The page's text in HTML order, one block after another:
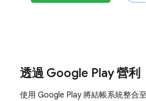
透過 Google Play 營利
使用 Google Play 將結帳系統整合至